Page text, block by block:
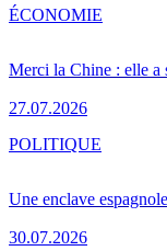
Merci la Chine : elle a
27.07.2026
ÉCONOMIE
Une enclave
30.07.2026
POLITIQUE